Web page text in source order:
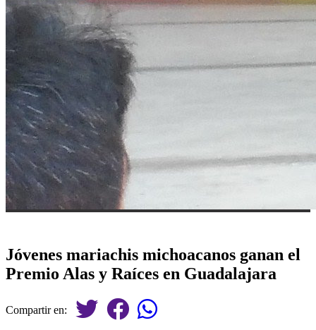
Jóvenes mariachis michoacanos ganan el
Premio Alas y Raíces en Guadalajara
Compartir en: